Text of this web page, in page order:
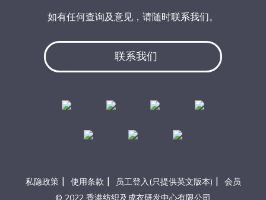
联系我们
如有任何查询及意见，请随时联系我们。
私隐政策 | 使用条款 | 员工登入(只提供英文版本) | 会员